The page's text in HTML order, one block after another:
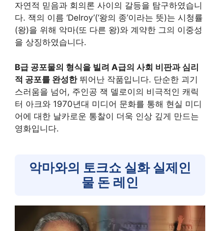
자연적 믿음과 회의론 사이의 갈등을 탐구하였습니
다. 잭의 이름 ‘Delroy’(‘왕의 종’이라는 뜻)는 시청률
(왕)을 위해 악마(또 다른 왕)와 계약한 그의 이중성
을 상징하였습니다.
B급 공포물의 형식을 빌려 A급의 사회 비판과 심리
적 공포를 완성한뛰어난 작품입니다. 단순한 괴기
스러움을 넘어, 주인공 잭 델로이의 비극적인 캐릭
터 아크와 1970년대 미디어 문화를 통해 현실 미디
어에 대한 날카로운 통찰이 더욱 인상 깊게 만드는
영화입니다.
악마와의 토크쇼 실화 실제인
물 돈 레인